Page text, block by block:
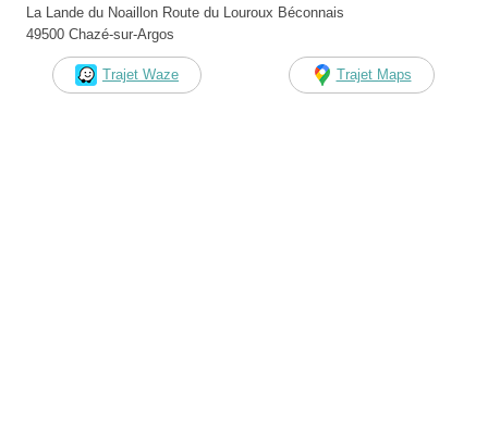
La Lande du Noaillon Route du Louroux Béconnais
49500 Chazé-sur-Argos
Trajet Waze Trajet Maps